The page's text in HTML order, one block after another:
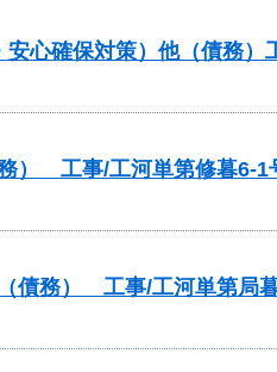
心確保対策）他（債務）
） 工事/工河単第修暮6-1
債務） 工事/工河単第局